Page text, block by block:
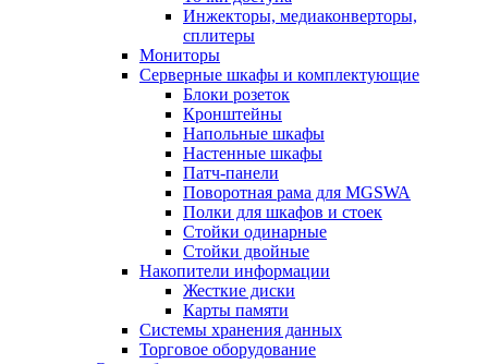
Инжекторы, медиаконверторы,
сплитеры
Мониторы
Серверные шкафы и комплектующие
Блоки розеток
Кронштейны
Напольные шкафы
Настенные шкафы
Патч-панели
Поворотная рама для MGSWA
Полки для шкафов и стоек
Стойки одинарные
Стойки двойные
Накопители информации
Жесткие диски
Карты памяти
Системы хранения данных
Торговое оборудование